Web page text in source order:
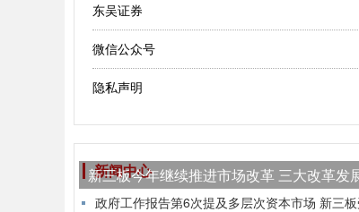
东吴证券
微信公众号
隐私声明
新闻中心